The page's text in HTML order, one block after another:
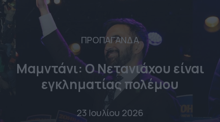
ΠΡΟΠΑΓΑΝΔΑ
Μαμντάνι: Ο Νετανιάχου είναι
εγκληματίας πολέμου
23 Ιουλίου 2026